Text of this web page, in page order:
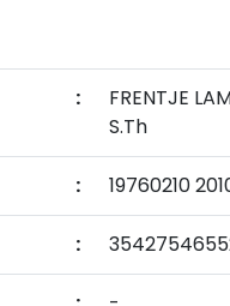
:
FRENTJE
S.Th
: 19760210
: